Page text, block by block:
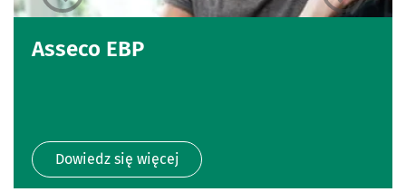
Asseco EBP
Dowiedz się więcej